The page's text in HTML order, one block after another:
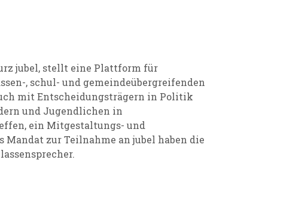
jubel, stellt eine Plattform für
, schul- und gemeindeübergreifenden
mit Entscheidungsträgern in Politik
und Jugendlichen in
ein Mitgestaltungs- und
zur Teilnahme an jubel haben die